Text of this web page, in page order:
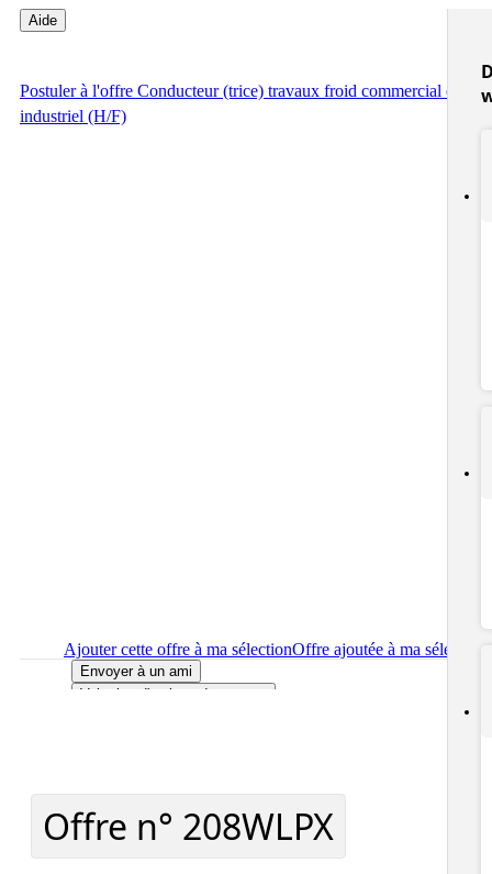
Aide
Postulerà l'offre Conducteur (trice) travaux froid commercial et
industriel (H/F)
Ajouter cette offre à ma sélectionOffre ajoutée à ma sélection
Envoyer à un ami
Voir plus d'options de partage
le détail de l'offre Conducteur (trice) travaux froid
Offre n° 208WLPX